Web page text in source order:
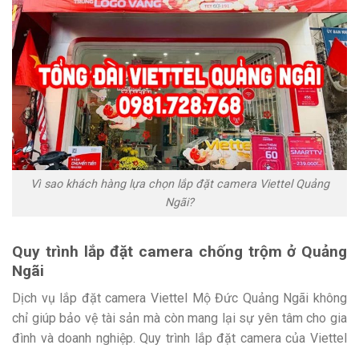
Vì sao khách hàng lựa chọn lắp đặt camera Viettel Quảng
Ngãi?
Quy trình lắp đặt camera chống trộm ở Quảng
Ngãi
Dịch vụ lắp đặt camera Viettel Mộ Đức Quảng Ngãi không
chỉ giúp bảo vệ tài sản mà còn mang lại sự yên tâm cho gia
đình và doanh nghiệp. Quy trình lắp đặt camera của Viettel